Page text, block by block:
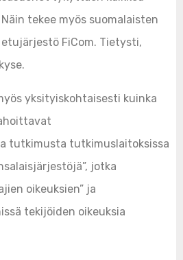
tekee myös suomalaisten
FiCom. Tietysti,
yksityiskohtaisesti kuinka
tutkimusta tutkimuslaitoksissa
jotka
oikeuksien” ja
tekijöiden oikeuksia